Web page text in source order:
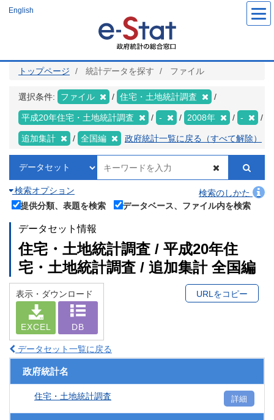
ツ
English
トップページ 統計データを探す ファイル
選択条件: ファイル 住宅・土地統計調査
平成20年住宅・土地統計調査 - 2008年 -
追加集計 全国編 政府統計一覧に戻る（すべて解除）
検索オプション
検索のしかた
提供分類、表題を検索
データベース、ファイル内を検索
データセット情報
住宅・土地統計調査 / 平成20年住
宅・土地統計調査 / 追加集計 全国編
表示・ダウンロード
EXCEL DB
URLをコピー
データセット一覧に戻る
政府統計名
住宅・土地統計調査 詳細